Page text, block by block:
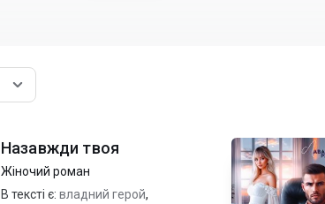
Назавжди твоя
Жіночий роман
В тексті є: владний герой,